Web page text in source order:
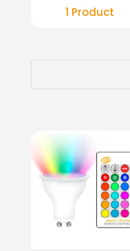
1 Product